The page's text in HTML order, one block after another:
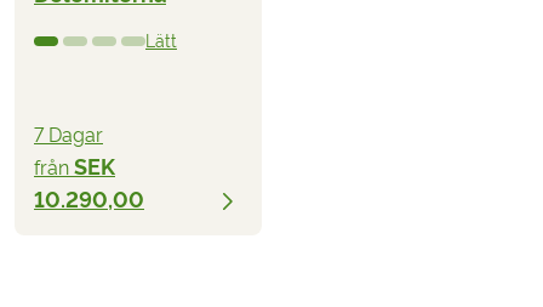
Lätt
7 Dagar
från SEK
10.290,00